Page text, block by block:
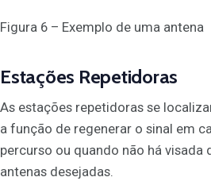
Figura 6 – Exemplo de uma antena
Estações Repetidoras
As estações repetidoras se
a função de regenerar o sinal em
percurso ou quando não há visada
antenas desejadas.